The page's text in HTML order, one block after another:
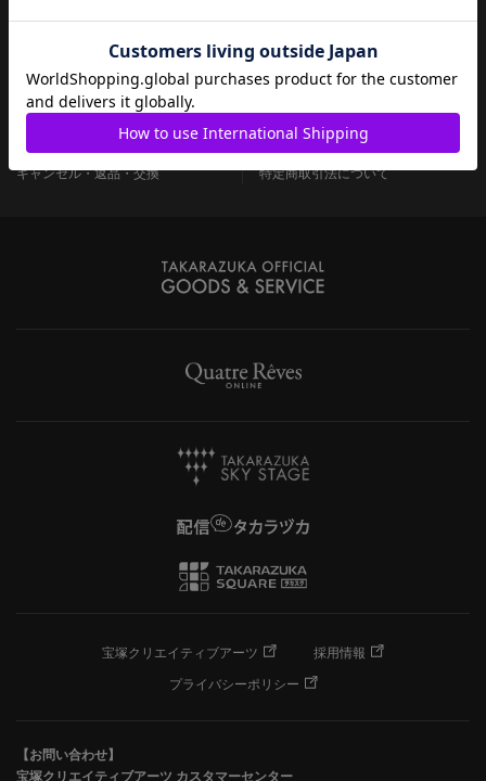
お支払い方法
キャンセル・返品・交換
ご利用規約
特定商取引法について
宝塚クリエイティブアーツ
採用情報
プライバシーポリシー
【お問い合わせ】
宝塚クリエイティブアーツ カスタマーセンター